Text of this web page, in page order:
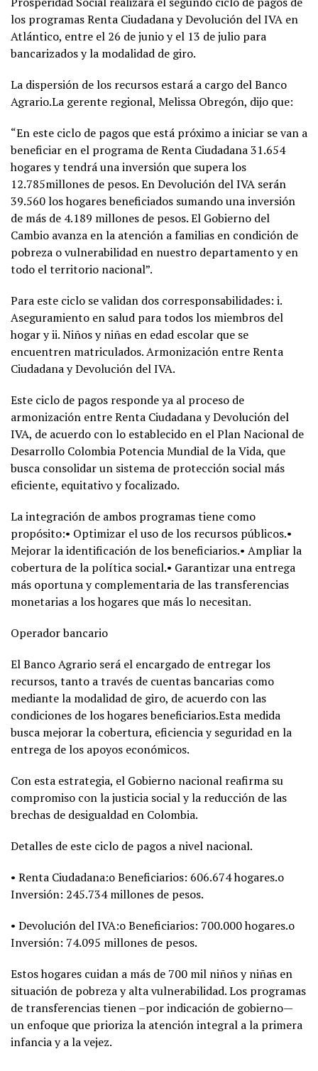
los programas Renta Ciudadana y Devolución del IVA en
Atlántico, entre el 26 de junio y el 13 de julio para
bancarizados y la modalidad de giro.
La dispersión de los recursos estará a cargo del Banco
Agrario.La gerente regional, Melissa Obregón, dijo que:
“En este ciclo de pagos que está próximo a iniciar se van a
beneficiar en el programa de Renta Ciudadana 31.654
hogares y tendrá una inversión que supera los
12.785millones de pesos. En Devolución del IVA serán
39.560 los hogares beneficiados sumando una inversión
de más de 4.189 millones de pesos. El Gobierno del
Cambio avanza en la atención a familias en condición de
pobreza o vulnerabilidad en nuestro departamento y en
todo el territorio nacional”.
Para este ciclo se validan dos corresponsabilidades: i.
Aseguramiento en salud para todos los miembros del
hogar y ii. Niños y niñas en edad escolar que se
encuentren matriculados. Armonización entre Renta
Ciudadana y Devolución del IVA.
Este ciclo de pagos responde ya al proceso de
armonización entre Renta Ciudadana y Devolución del
IVA, de acuerdo con lo establecido en el Plan Nacional de
Desarrollo Colombia Potencia Mundial de la Vida, que
busca consolidar un sistema de protección social más
eficiente, equitativo y focalizado.
La integración de ambos programas tiene como
propósito:• Optimizar el uso de los recursos públicos.•
Mejorar la identificación de los beneficiarios.• Ampliar la
cobertura de la política social.• Garantizar una entrega
más oportuna y complementaria de las transferencias
monetarias a los hogares que más lo necesitan.
Operador bancario
El Banco Agrario será el encargado de entregar los
recursos, tanto a través de cuentas bancarias como
mediante la modalidad de giro, de acuerdo con las
condiciones de los hogares beneficiarios.Esta medida
busca mejorar la cobertura, eficiencia y seguridad en la
entrega de los apoyos económicos.
Con esta estrategia, el Gobierno nacional reafirma su
compromiso con la justicia social y la reducción de las
brechas de desigualdad en Colombia.
Detalles de este ciclo de pagos a nivel nacional.
• Renta Ciudadana:o Beneficiarios: 606.674 hogares.o
Inversión: 245.734 millones de pesos.
• Devolución del IVA:o Beneficiarios: 700.000 hogares.o
Inversión: 74.095 millones de pesos.
Estos hogares cuidan a más de 700 mil niños y niñas en
situación de pobreza y alta vulnerabilidad. Los programas
de transferencias tienen –por indicación de gobierno—
un enfoque que prioriza la atención integral a la primera
infancia y a la vejez.